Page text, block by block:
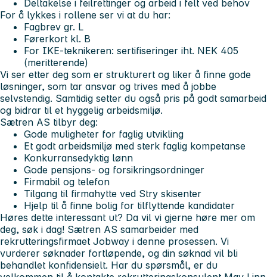
Deltakelse i feilrettinger og arbeid i felt ved behov
For å lykkes i rollene ser vi at du har:
Fagbrev gr. L
Førerkort kl. B
For IKE-teknikeren: sertifiseringer iht. NEK 405
(meritterende)
Vi ser etter deg som er strukturert og liker å finne gode
løsninger, som tar ansvar og trives med å jobbe
selvstendig. Samtidig setter du også pris på godt samarbeid
og bidrar til et hyggelig arbeidsmiljø.
Sætren AS tilbyr deg:
Gode muligheter for faglig utvikling
Et godt arbeidsmiljø med sterk faglig kompetanse
Konkurransedyktig lønn
Gode pensjons- og forsikringsordninger
Firmabil og telefon
Tilgang til firmahytte ved Stry skisenter
Hjelp til å finne bolig for tilflyttende kandidater
Høres dette interessant ut? Da vil vi gjerne høre mer om
deg, søk i dag! Sætren AS samarbeider med
rekrutteringsfirmaet Jobway i denne prosessen. Vi
vurderer søknader fortløpende, og din søknad vil bli
behandlet konfidensielt. Har du spørsmål, er du